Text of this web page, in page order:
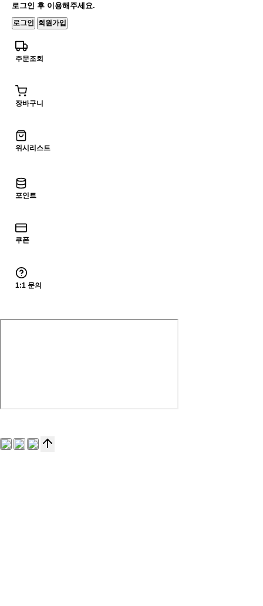
로그인 후 이용해주세요.
로그인 회원가입
주문조회
장바구니
위시리스트
포인트
쿠폰
1:1 문의